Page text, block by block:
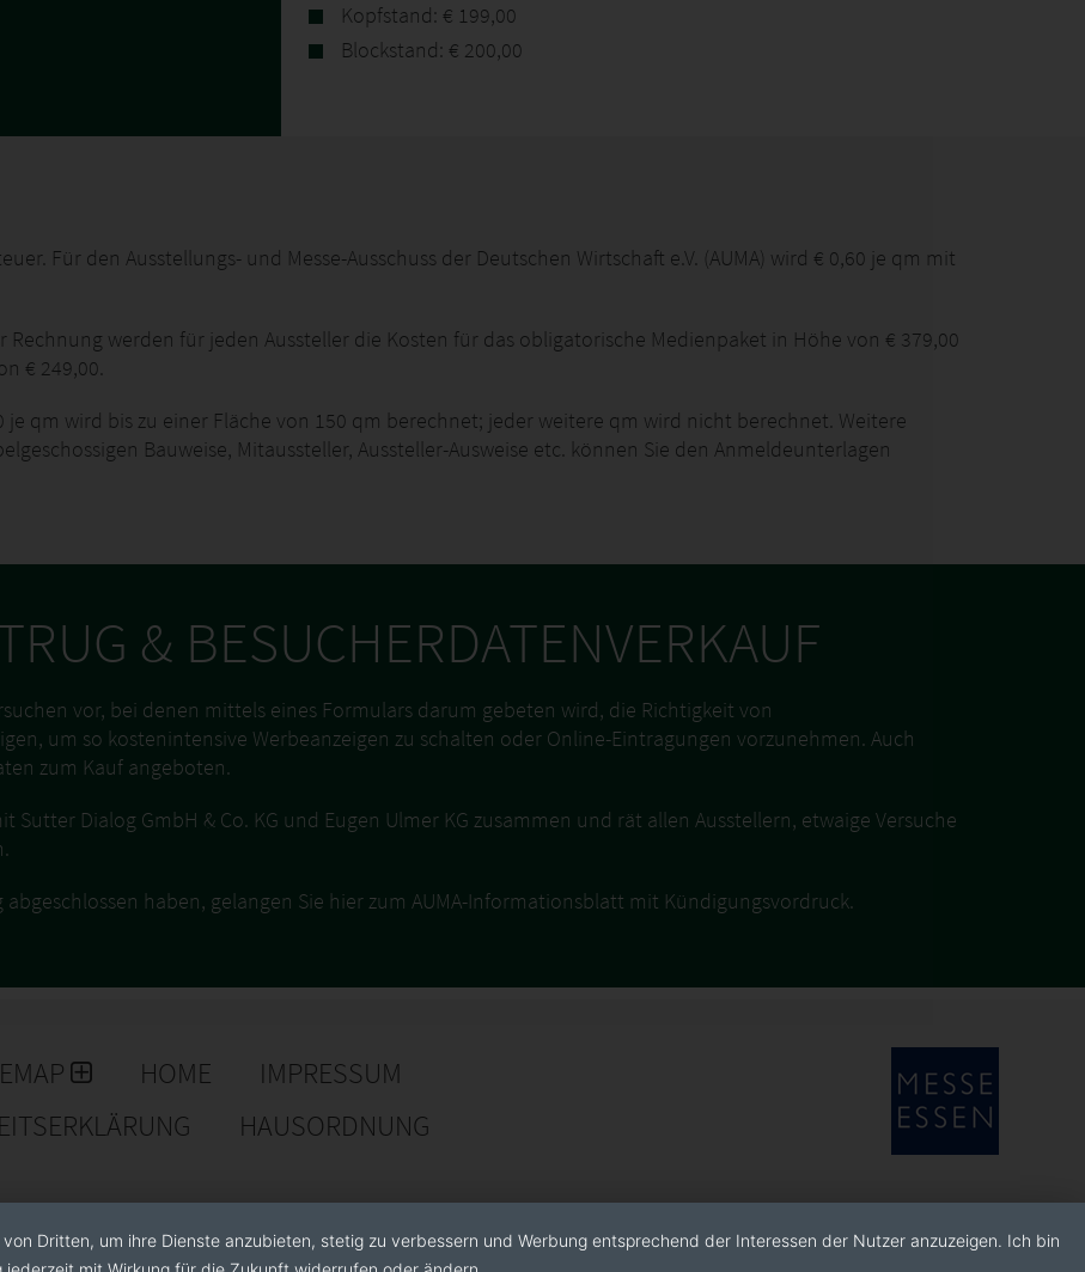
Kopfstand: € 199,00
Blockstand: € 200,00
Für den Ausstellungs- und Messe-Ausschuss der Deutschen Wirtschaft e.V. (AUMA) wird € 0,60 je qm mit
werden für jeden Aussteller die Kosten für das obligatorische Medienpaket in Höhe von € 379,00
€ 249,00.
je qm wird bis zu einer Fläche von 150 qm berechnet; jeder weitere qm wird nicht berechnet. Weitere
Bauweise, Mitaussteller, Aussteller-Ausweise etc. können Sie den Anmeldeunterlagen
& BESUCHERDATENVERKAUF
vor, bei denen mittels eines Formulars darum gebeten wird, die Richtigkeit von
um so kostenintensive Werbeanzeigen zu schalten oder Online-Eintragungen vorzunehmen. Auch
zum Kauf angeboten.
Sutter Dialog GmbH & Co. KG und Eugen Ulmer KG zusammen und rät allen Ausstellern, etwaige Versuche
haben, gelangen Sie hier zum AUMA-Informationsblatt mit Kündigungsvordruck.
HOME
IMPRESSUM
HAUSORDNUNG
Dritten, um ihre Dienste anzubieten, stetig zu verbessern und Werbung entsprechend der Interessen der Nutzer anzuzeigen. Ich bin